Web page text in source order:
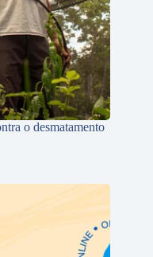
o desmatamento